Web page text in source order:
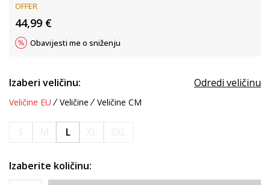
OFFER
44,99 €
Obavijesti me o sniženju
Izaberi veličinu: Odredi veličinu
Veličine EU Veličine Veličine CM
L
Izaberite količinu: